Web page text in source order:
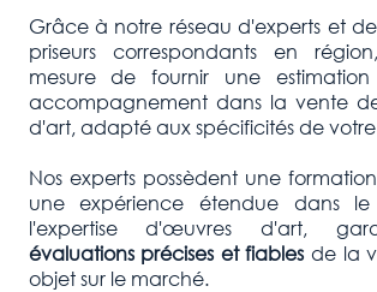
Grâce à notre réseau d'experts et de
priseurs correspondants en
mesure de fournir une
accompagnement dans la vente
d'art, adapté aux spécificités de
Nos experts possèdent une
une expérience étendue dans
l'expertise d'œuvres d'art,
évaluations précises et fiables de la
objet sur le marché.